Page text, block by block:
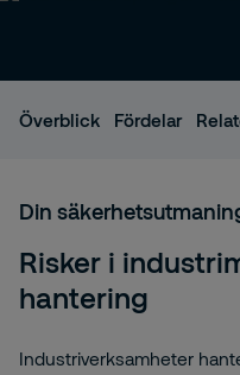
Överblick Fördelar
Din
Risker i
hantering
Industriverksamheter